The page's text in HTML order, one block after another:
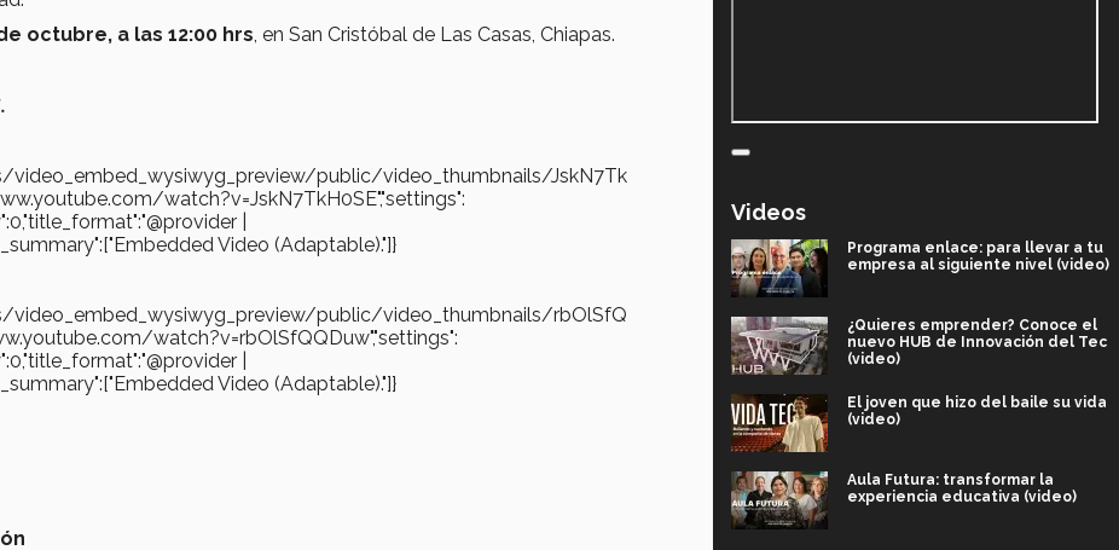
octubre, a las 12:00 hrs , en San Cristóbal de Las Casas, Chiapas.
public/video_thumbnails/JskN7Tk
watch?v=JskN7TkH0SE","settings":
|
Video (Adaptable)."]}
public/video_thumbnails/rbOlSfQ
watch?v=rbOlSfQQDuw","settings":
|
Video (Adaptable)."]}
Videos
Programa enlace: para llevar a tu
empresa al siguiente nivel (video)
¿Quieres emprender? Conoce el
nuevo HUB de Innovación del Tec
(video)
El joven que hizo del baile su vida
(video)
Aula Futura: transformar la
experiencia educativa (video)